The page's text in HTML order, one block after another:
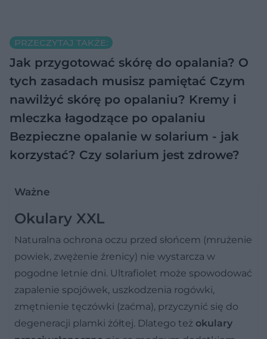
PRZECZYTAJ TAKŻE:
Jak przygotować skórę do opalania? O
tych zasadach musisz pamiętać Czym
nawilżyć skórę po opalaniu? Kremy i
mleczka łagodzące po opalaniu
Bezpieczne opalanie w solarium - jak
korzystać? Czy solarium jest zdrowe?
Ważne
Okulary XXL
Naturalna ochrona oczu przed słońcem (mrużenie
powiek, zwężenie źrenicy) nie wystarcza w
pogodne letnie dni. Ultrafiolet może spowodować
zapalenie spojówek, uszkodzenia rogówki,
zmętnienie tęczówki (zaćma), przyczynić się do
degeneracji plamki żółtej. Dlatego też okulary